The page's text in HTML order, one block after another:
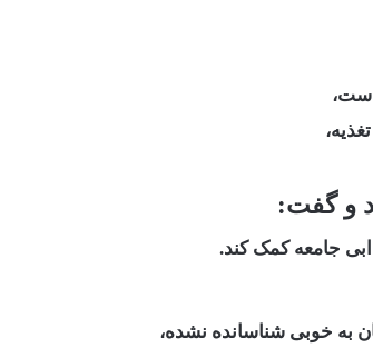
و گفت:
جامعه کمک کند.
به خوبی شناسانده نشده،